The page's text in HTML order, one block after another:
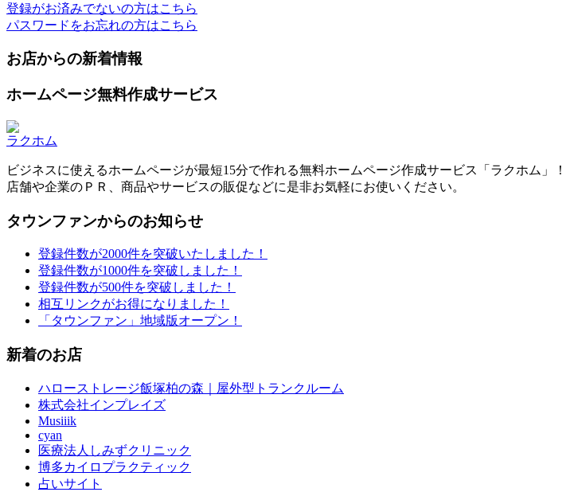
登録がお済みでないの方はこちら
パスワードをお忘れの方はこちら
お店からの新着情報
ホームページ無料作成サービス
ラクホム
ビジネスに使えるホームページが最短15分で作れる無料ホームページ作成サービス「ラクホム」！
店舗や企業のＰＲ、商品やサービスの販促などに是非お気軽にお使いください。
タウンファンからのお知らせ
登録件数が2000件を突破いたしました！
登録件数が1000件を突破しました！
登録件数が500件を突破しました！
相互リンクがお得になりました！
「タウンファン」地域版オープン！
新着のお店
ハローストレージ飯塚柏の森｜屋外型トランクルーム
株式会社インプレイズ
Musiiik
cyan
医療法人しみずクリニック
博多カイロプラクティック
占いサイト